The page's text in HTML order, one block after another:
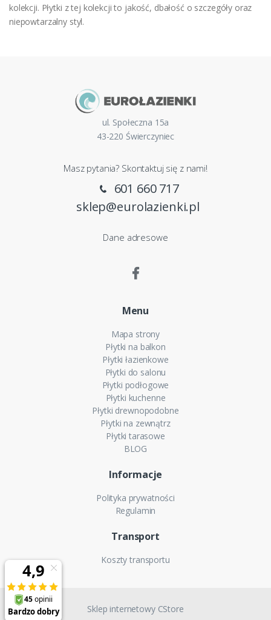
kolekcji. Płytki z tej kolekcji to jakość, dbałość o szczegóły oraz
niepowtarzalny styl.
ul. Społeczna 15a
43-220 Świerczyniec
Masz pytania? Skontaktuj się z nami!
601 660 717
sklep@eurolazienki.pl
Dane adresowe
Menu
Mapa strony
Płytki na balkon
Płytki łazienkowe
Płytki do salonu
Płytki podłogowe
Płytki kuchenne
Płytki drewnopodobne
Płytki na zewnątrz
Płytki tarasowe
BLOG
Informacje
Polityka prywatności
Regulamin
Transport
Koszty transportu
Sklep internetowy CStore